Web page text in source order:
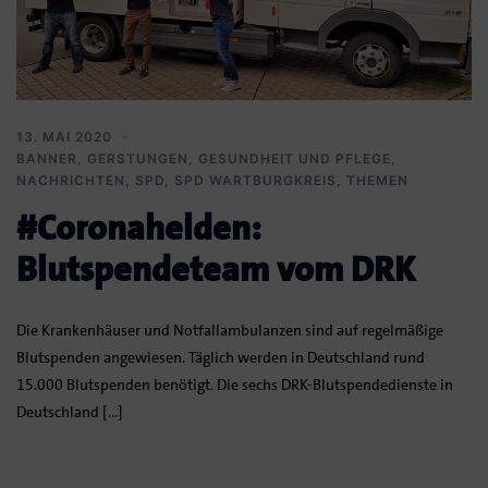
13. MAI 2020
BANNER
GERSTUNGEN GESUNDHEIT UND PFLEGE
NACHRICHTEN
SPD SPD WARTBURGKREIS THEMEN
#Coronahelden:
Blutspendeteam vom DRK
Die Krankenhäuser und Notfallambulanzen sind auf regelmäßige
Blutspenden angewiesen. Täglich werden in Deutschland rund
15.000 Blutspenden benötigt. Die sechs DRK-Blutspendedienste in
Deutschland […]